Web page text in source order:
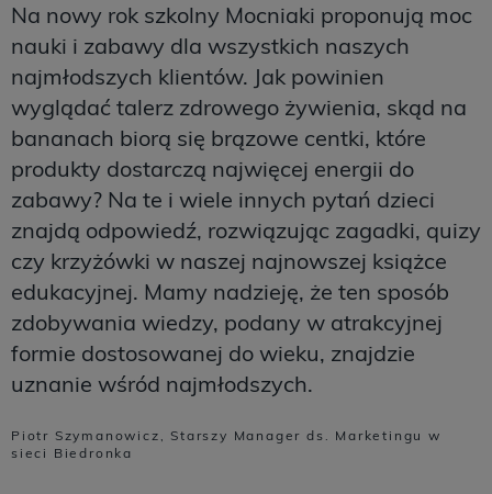
Na nowy rok szkolny Mocniaki proponują moc
nauki i zabawy dla wszystkich naszych
najmłodszych klientów. Jak powinien
wyglądać talerz zdrowego żywienia, skąd na
bananach biorą się brązowe centki, które
produkty dostarczą najwięcej energii do
zabawy? Na te i wiele innych pytań dzieci
znajdą odpowiedź, rozwiązując zagadki, quizy
czy krzyżówki w naszej najnowszej książce
edukacyjnej. Mamy nadzieję, że ten sposób
zdobywania wiedzy, podany w atrakcyjnej
formie dostosowanej do wieku, znajdzie
uznanie wśród najmłodszych.
Piotr Szymanowicz, Starszy Manager ds. Marketingu w
sieci Biedronka